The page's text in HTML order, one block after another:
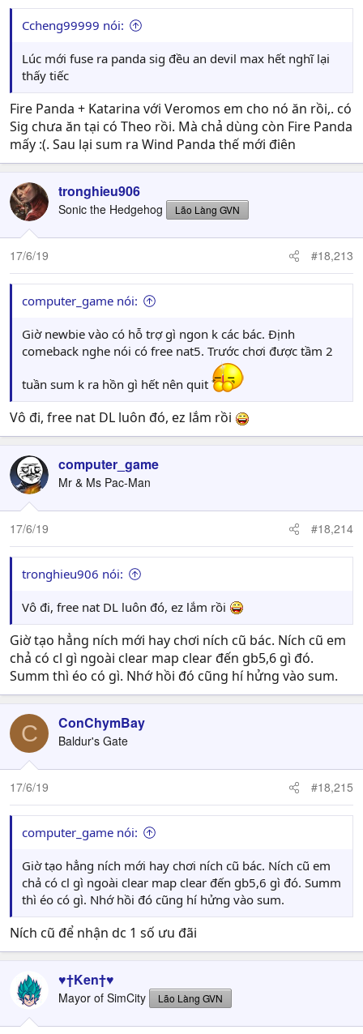
Ccheng99999 nói:
Lúc mới fuse ra panda sig đều an devil max hết nghĩ lại
thấy tiếc
Fire Panda + Katarina với Veromos em cho nó ăn rồi,. có
Sig chưa ăn tại có Theo rồi. Mà chả dùng còn Fire Panda
mấy :(. Sau lại sum ra Wind Panda thế mới điên
tronghieu906
Sonic the Hedgehog Lão Làng GVN
17/6/19 #18,213
computer_game nói:
Giờ newbie vào có hỗ trợ gì ngon k các bác. Định
comeback nghe nói có free nat5. Trước chơi được tầm 2
tuần sum k ra hồn gì hết nên quit
Vô đi, free nat DL luôn đó, ez lắm rồi
computer_game
Mr & Ms Pac-Man
17/6/19 #18,214
tronghieu906 nói:
Vô đi, free nat DL luôn đó, ez lắm rồi
Giờ tạo hẳng ních mới hay chơi ních cũ bác. Ních cũ em
chả có cl gì ngoài clear map clear đến gb5,6 gì đó.
Summ thì éo có gì. Nhớ hồi đó cũng hí hửng vào sum.
C ConChymBay
Baldur's Gate
17/6/19 #18,215
computer_game nói:
Giờ tạo hẳng ních mới hay chơi ních cũ bác. Ních cũ em
chả có cl gì ngoài clear map clear đến gb5,6 gì đó. Summ
thì éo có gì. Nhớ hồi đó cũng hí hửng vào sum.
Ních cũ để nhận dc 1 số ưu đãi
♥†Ken†♥
Mayor of SimCity Lão Làng GVN